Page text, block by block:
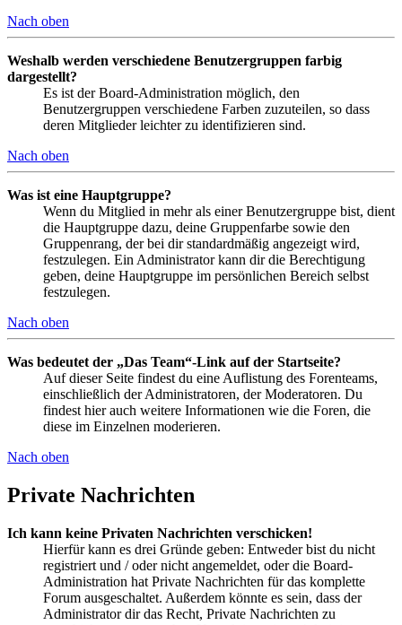
Nach oben
Weshalb werden verschiedene Benutzergruppen farbig
dargestellt?
Es ist der Board-Administration möglich, den
Benutzergruppen verschiedene Farben zuzuteilen, so dass
deren Mitglieder leichter zu identifizieren sind.
Nach oben
Was ist eine Hauptgruppe?
Wenn du Mitglied in mehr als einer Benutzergruppe bist, dient
die Hauptgruppe dazu, deine Gruppenfarbe sowie den
Gruppenrang, der bei dir standardmäßig angezeigt wird,
festzulegen. Ein Administrator kann dir die Berechtigung
geben, deine Hauptgruppe im persönlichen Bereich selbst
festzulegen.
Nach oben
Was bedeutet der „Das Team“-Link auf der Startseite?
Auf dieser Seite findest du eine Auflistung des Forenteams,
einschließlich der Administratoren, der Moderatoren. Du
findest hier auch weitere Informationen wie die Foren, die
diese im Einzelnen moderieren.
Nach oben
Private Nachrichten
Ich kann keine Privaten Nachrichten verschicken!
Hierfür kann es drei Gründe geben: Entweder bist du nicht
registriert und / oder nicht angemeldet, oder die Board-
Administration hat Private Nachrichten für das komplette
Forum ausgeschaltet. Außerdem könnte es sein, dass der
Administrator dir das Recht, Private Nachrichten zu